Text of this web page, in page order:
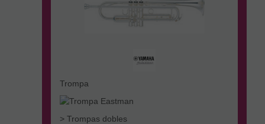
Trompa
> Trompas dobles